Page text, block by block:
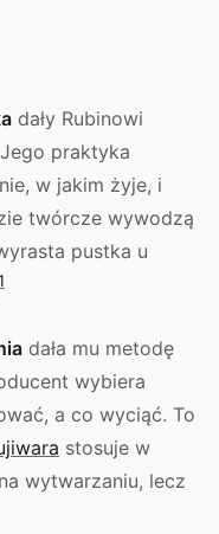
dały Rubinowi
praktyka
w jakim żyje, i
twórcze wywodzą
pustka u
dała mu metodę
wybiera
a co wyciąć. To
stosuje w
wytwarzaniu, lecz